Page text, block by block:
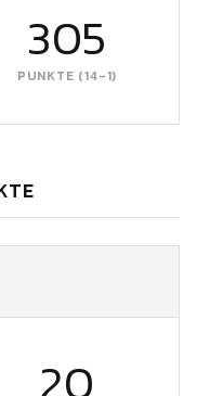
305
PUNKTE (14-1)